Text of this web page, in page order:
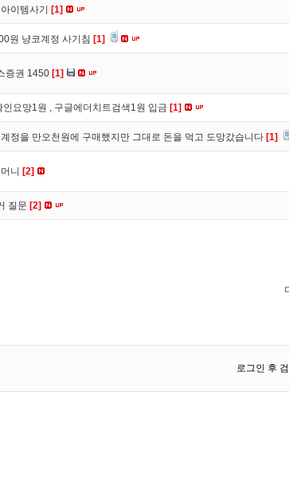
이템사기 [1]
원 냥코계정 사기침 [1]
증권 1450 [1]
인요망1원 , 구글에더치트검색1원 입금 [1]
정을 만오천원에 구매했지만 그대로 돈을 먹고 도망갔습니다 [1]
니 [2]
질문 [2]
로그인 후